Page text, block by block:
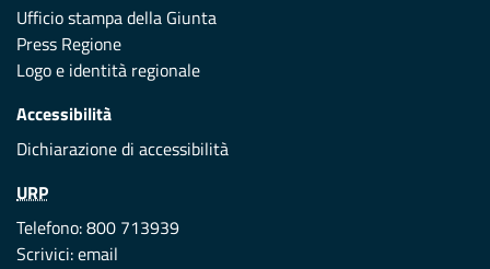
Ufficio stampa della Giunta
Press Regione
Logo e identità regionale
Accessibilità
Dichiarazione di accessibilità
URP
Telefono: 800 713939
Scrivici:email